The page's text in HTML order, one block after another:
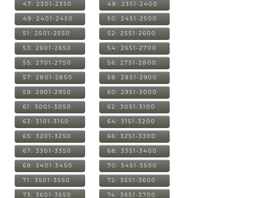
47: 2301-2350 48: 2351-2400
49: 2401-2450 50: 2451-2500
51: 2501-2550 52: 2551-2600
53: 2601-2650 54: 2651-2700
55: 2701-2750 56: 2751-2800
57: 2801-2850 58: 2851-2900
59: 2901-2950 60: 2951-3000
61: 3001-3050 62: 3051-3100
63: 3101-3150 64: 3151-3200
65: 3201-3250 66: 3251-3300
67: 3301-3350 68: 3351-3400
69: 3401-3450 70: 3451-3500
71: 3501-3550 72: 3551-3600
73: 3601-3650 74: 3651-3700